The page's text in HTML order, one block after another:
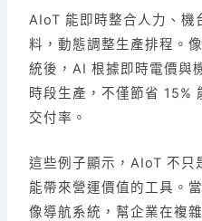
AIoT 能即時整合人力、機
料，動態調整生產排程。
統後，AI 根據即時電價與
時段生產，不僅節省 15%
交付率。
這些例子顯示，AIoT 不只
能帶來營運價值的工具。
像導航系統，幫企業在複